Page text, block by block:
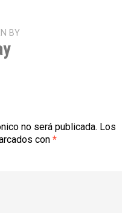
BY
no será publicada. Los
con *